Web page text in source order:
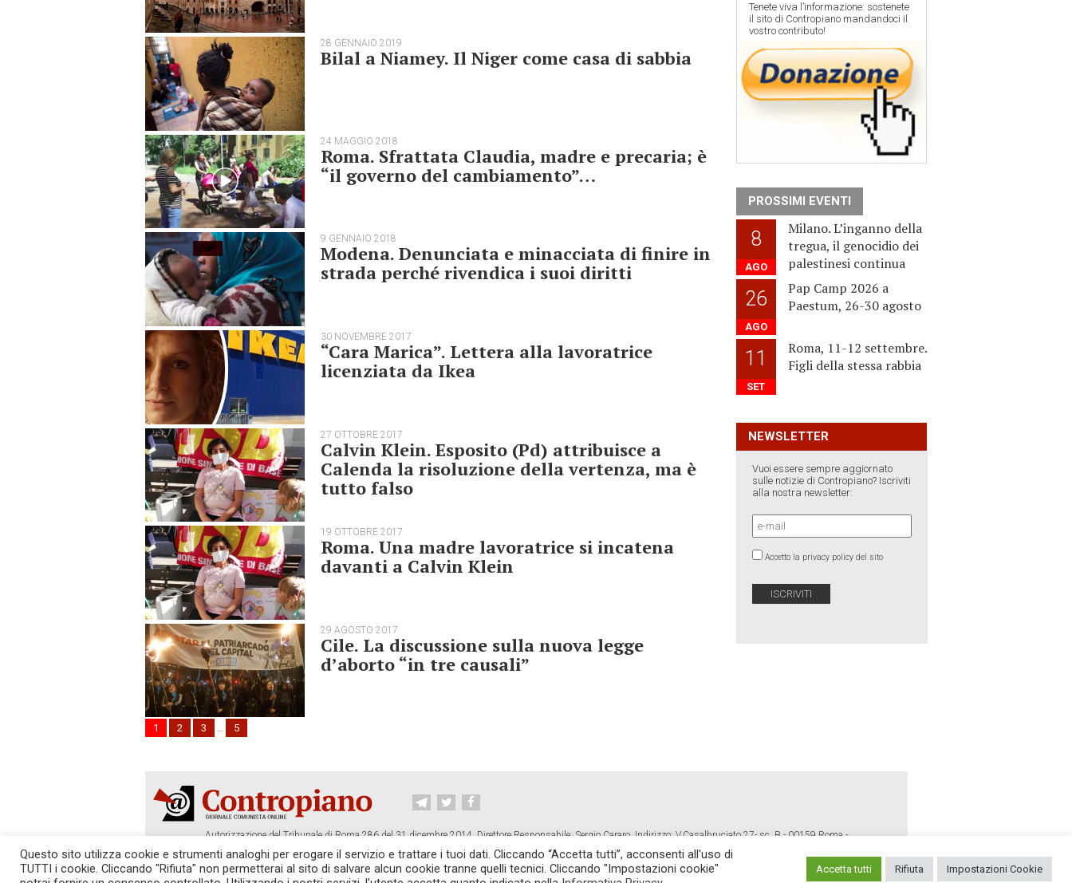
28 GENNAIO 2019
Bilal a Niamey. Il Niger come casa di sabbia
24 MAGGIO 2018
Roma. Sfrattata Claudia, madre e precaria; è
“il governo del cambiamento”…
9 GENNAIO 2018
Modena. Denunciata e minacciata di finire in
strada perché rivendica i suoi diritti
30 NOVEMBRE 2017
“Cara Marica”. Lettera alla lavoratrice
licenziata da Ikea
27 OTTOBRE 2017
Calvin Klein. Esposito (Pd) attribuisce a
Calenda la risoluzione della vertenza, ma è
tutto falso
19 OTTOBRE 2017
Roma. Una madre lavoratrice si incatena
davanti a Calvin Klein
29 AGOSTO 2017
Cile. La discussione sulla nuova legge
d’aborto “in tre causali”
1 2 3 … 5
Tenete viva l’informazione: sostenete
il sito di Contropiano mandandoci il
vostro contributo!
PROSSIMI EVENTI
8
AGO
Milano. L’inganno della
tregua, il genocidio dei
palestinesi continua
26
AGO
Pap Camp 2026 a
Paestum, 26-30 agosto
11
SET
Roma, 11-12 settembre.
Figli della stessa rabbia
NEWSLETTER
Vuoi essere sempre aggiornato
sulle notizie di Contropiano? Iscriviti
alla nostra newsletter:
Accetto la privacy policy del sito
Autorizzazione del Tribunale di Roma 286 del 31 dicembre 2014. Direttore Responsabile: Sergio Cararo. Indirizzo: V.Casalbruciato 27- sc. B - 00159 Roma -
Tel. 06.640.122.19 -
redazione@contropiano.org
SOSTIENICI! REDAZIONE CONTATTI TG CONTROPIANO LINK CONSIGLIATI PRIVACY COOKIE POLICY
Questo sito utilizza cookie e strumenti analoghi per erogare il servizio e trattare i tuoi dati. Cliccando “Accetta tutti”, acconsenti all'uso di
TUTTI i cookie. Cliccando "Rifiuta" non permetterai al sito di salvare alcun cookie tranne quelli tecnici. Cliccando "Impostazioni cookie"
Accetta tutti Rifiuta Impostazioni Cookie